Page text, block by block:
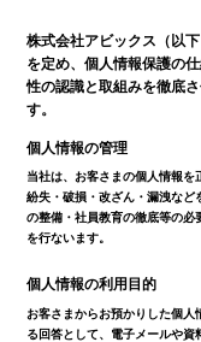
株式会社アビックス（以
を定め、個人情報保護の
性の認識と取組みを徹底
す。
個人情報の管理
当社は、お客さまの個人情報を
紛失・破損・改ざん・漏洩など
の整備・社員教育の徹底等の必
を行ないます。
個人情報の利用目的
お客さまからお預かりした個
る回答として、電子メールや資